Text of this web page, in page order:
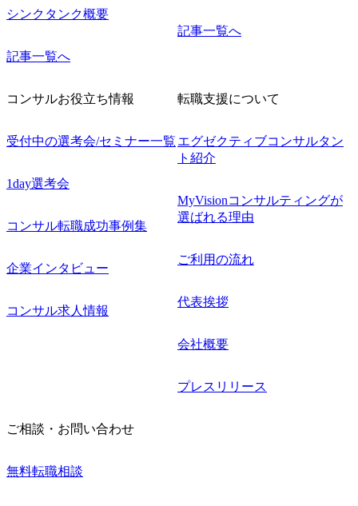
シンクタンク概要
記事一覧へ
記事一覧へ
コンサルお役立ち情報
受付中の選考会/セミナー一覧
1day選考会
コンサル転職成功事例集
企業インタビュー
コンサル求人情報
転職支援について
エグゼクティブコンサルタン
ト紹介
MyVisionコンサルティングが
選ばれる理由
ご利用の流れ
代表挨拶
会社概要
プレスリリース
ご相談・お問い合わせ
無料転職相談